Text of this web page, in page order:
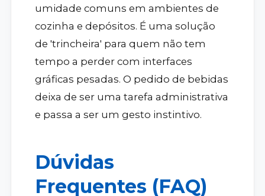
umidade comuns em ambientes de
cozinha e depósitos. É uma solução
de 'trincheira' para quem não tem
tempo a perder com interfaces
gráficas pesadas. O pedido de bebidas
deixa de ser uma tarefa administrativa
e passa a ser um gesto instintivo.
Dúvidas
Frequentes (FAQ)